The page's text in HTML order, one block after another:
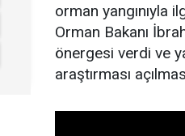
orman yangınıyla
Orman Bakanı
önergesi verdi ve
araştırması